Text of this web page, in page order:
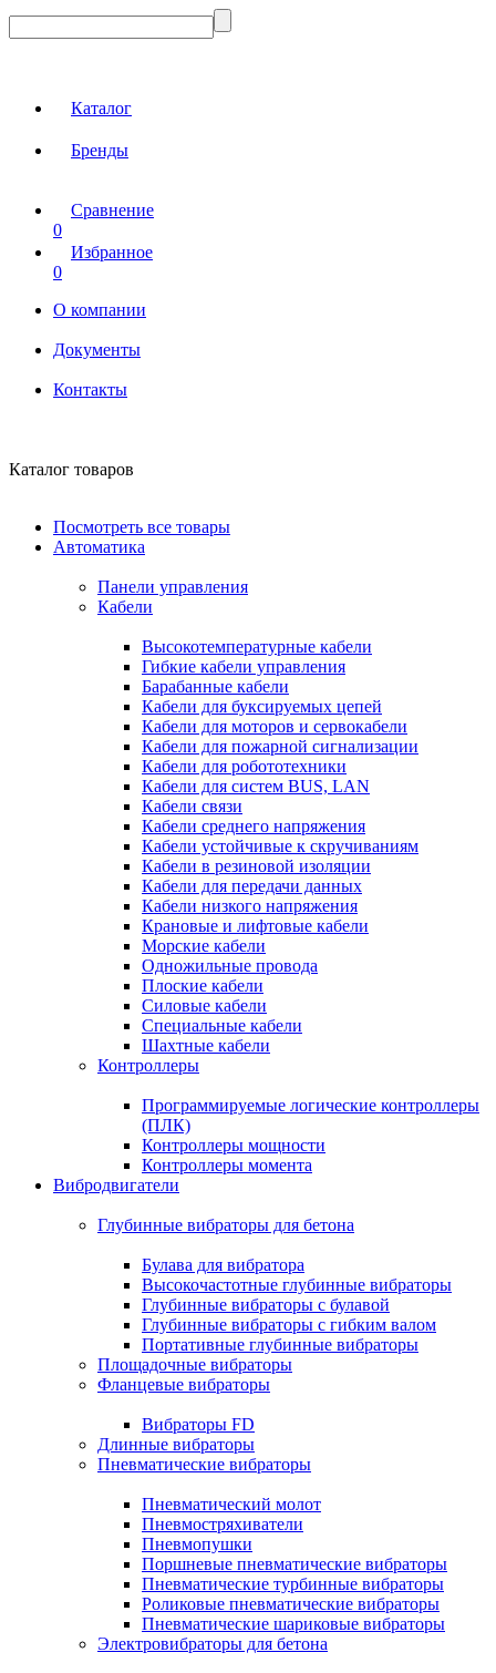
Каталог
Бренды
Сравнение
0
Избранное
0
О компании
Документы
Контакты
Каталог товаров
Посмотреть все товары
Автоматика
Панели управления
Кабели
Высокотемпературные кабели
Гибкие кабели управления
Барабанные кабели
Кабели для буксируемых цепей
Кабели для моторов и сервокабели
Кабели для пожарной сигнализации
Кабели для робототехники
Кабели для систем BUS, LAN
Кабели связи
Кабели среднего напряжения
Кабели устойчивые к скручиваниям
Кабели в резиновой изоляции
Кабели для передачи данных
Кабели низкого напряжения
Крановые и лифтовые кабели
Морские кабели
Одножильные провода
Плоские кабели
Силовые кабели
Специальные кабели
Шахтные кабели
Контроллеры
Программируемые логические контроллеры
(ПЛК)
Контроллеры мощности
Контроллеры момента
Вибродвигатели
Глубинные вибраторы для бетона
Булава для вибратора
Высокочастотные глубинные вибраторы
Глубинные вибраторы с булавой
Глубинные вибраторы с гибким валом
Портативные глубинные вибраторы
Площадочные вибраторы
Фланцевые вибраторы
Вибраторы FD
Длинные вибраторы
Пневматические вибраторы
Пневматический молот
Пневмостряхиватели
Пневмопушки
Поршневые пневматические вибраторы
Пневматические турбинные вибраторы
Роликовые пневматические вибраторы
Пневматические шариковые вибраторы
Электровибраторы для бетона